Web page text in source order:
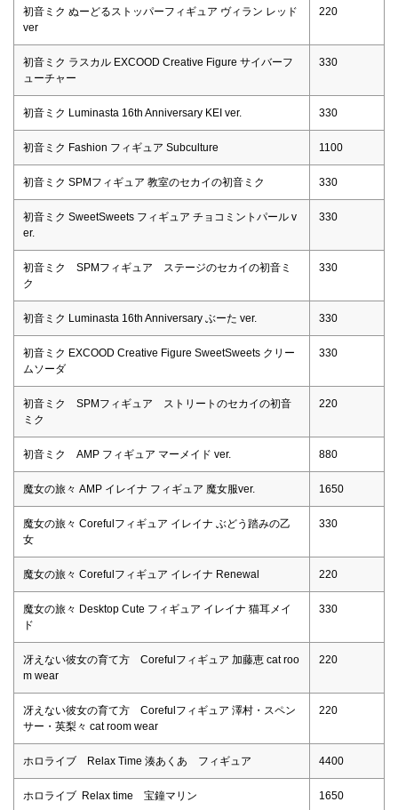
初音ミク ぬーどるストッパーフィギュア ヴィラン レッド
ver
220
初音ミク ラスカル EXCOOD Creative Figure サイバーフ
ューチャー
330
初音ミク Luminasta 16th Anniversary KEI ver. 330
初音ミク Fashion フィギュア Subculture 1100
初音ミク SPMフィギュア 教室のセカイの初音ミク 330
初音ミク SweetSweets フィギュア チョコミントパール v
er.
330
初音ミク SPMフィギュア ステージのセカイの初音ミ
ク
330
初音ミク Luminasta 16th Anniversary ぶーた ver. 330
初音ミク EXCOOD Creative Figure SweetSweets クリー
ムソーダ
330
初音ミク SPMフィギュア ストリートのセカイの初音
ミク
220
初音ミク AMP フィギュア マーメイド ver. 880
魔女の旅々 AMP イレイナ フィギュア 魔女服ver. 1650
魔女の旅々 Corefulフィギュア イレイナ ぶどう踏みの乙
女
330
魔女の旅々 Corefulフィギュア イレイナ Renewal 220
魔女の旅々 Desktop Cute フィギュア イレイナ 猫耳メイ
ド
330
冴えない彼女の育て方 Corefulフィギュア 加藤恵 cat roo
m wear
220
冴えない彼女の育て方 Corefulフィギュア 澤村・スペン
サー・英梨々 cat room wear
220
ホロライブ Relax Time 湊あくあ フィギュア 4400
ホロライブ Relax time 宝鐘マリン 1650